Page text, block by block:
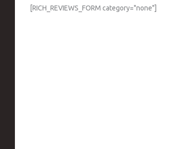
[RICH_REVIEWS_FORM category="none"]